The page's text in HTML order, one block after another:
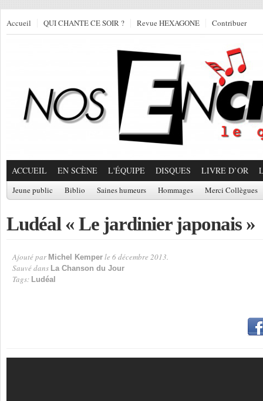
Accueil QUI CHANTE CE SOIR ? Revue HEXAGONE Contribuer
ACCUEIL EN SCÈNE L'ÉQUIPE DISQUES LIVRE D’OR
Jeune public Biblio Saines humeurs Hommages Merci Collègues
Ludéal « Le jardinier japonais »
Ajouté par Michel Kemper le 6 décembre 2013.
Sauvé dans La Chanson du Jour
Tags: Ludéal